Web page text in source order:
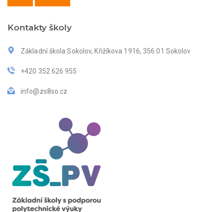
Kontakty školy
Základní škola Sokolov, Křižíkova 1916, 356 01 Sokolov
+420 352 626 955
info@zs8so.cz